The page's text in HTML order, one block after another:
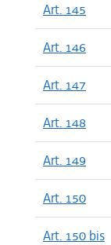
Art. 145
Art. 146
Art. 147
Art. 148
Art. 149
Art. 150
Art. 150 bis